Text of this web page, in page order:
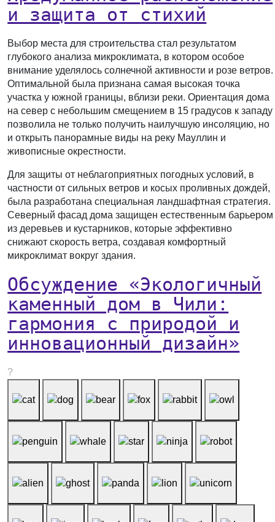
и защита от стихий
Выбор места для строительства стал результатом
глубокого анализа микроклимата, в котором особое
внимание уделялось солнечной активности и розе ветров.
Оптимальной была признана самая высокая точка
участка у южной границы, вблизи реки. Ориентация дома
на север с небольшим смещением в 15 градусов к западу
позволила не только получить наилучшую инсоляцию, но
и открыть панорамные виды на реку Мауллин и
живописные окрестности.
Для защиты от неблагоприятных погодных условий, в
частности от сильных ветров и косых проливных дождей,
была разработана специальная ландшафтная стратегия.
Северный фасад дома защищен естественным барьером
из деревьев и кустарников, которые эффективно
снижают скорость ветра, создавая комфортный
микроклимат вокруг здания.
Обсуждение «Экологичный
каменный дом в Чили:
гармония с природой и
инновационный дизайн»
?